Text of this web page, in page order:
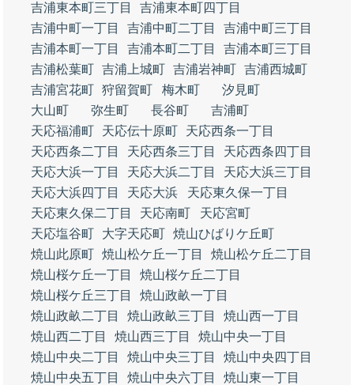
吉浦東本町三丁目
吉浦東本町四丁目
吉浦中町一丁目
吉浦中町二丁目
吉浦中町三丁目
吉浦本町一丁目
吉浦本町二丁目
吉浦本町三丁目
吉浦松葉町 吉浦上城町 吉浦岩神町 吉浦西城町
吉浦宮花町 狩留賀町 梅木町
汐見町
大山町
弥生町 長谷町
吉浦町
天応福浦町
天応伝十原町
天応西条一丁目
天応西条二丁目
天応西条三丁目
天応西条四丁目
天応大浜一丁目
天応大浜二丁目
天応大浜三丁目
天応大浜四丁目
天応大浜
天応東久保一丁目
天応東久保二丁目
天応南町
天応宮町
天応塩谷町
大字天応町 焼山ひばりケ丘町
焼山此原町 焼山松ケ丘一丁目
焼山松ケ丘二丁目
焼山桜ケ丘一丁目
焼山桜ケ丘二丁目
焼山桜ケ丘三丁目
焼山政畝一丁目
焼山政畝二丁目
焼山政畝三丁目
焼山西一丁目
焼山西二丁目
焼山西三丁目
焼山中央一丁目
焼山中央二丁目
焼山中央三丁目
焼山中央四丁目
焼山中央五丁目
焼山中央六丁目
焼山東一丁目